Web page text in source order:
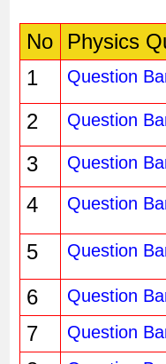
No
Physics
1
Question
2 Question
3 Question
4 Question
5 Question
6 Question
7 Question